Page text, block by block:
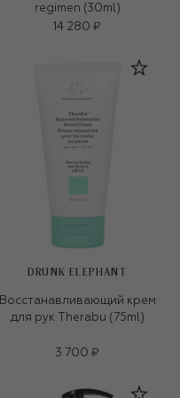
regimen (30ml)
14 280 ₽
DRUNK ELEPHANT
Восстанавливающий крем
для рук Therabu (75ml)
3 700 ₽